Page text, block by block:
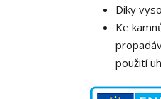
Díky
Ke
použití